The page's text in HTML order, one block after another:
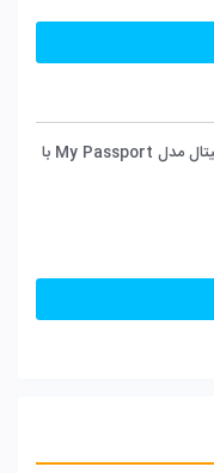
هارد اکسترنال وسترن دیجیتال مدل My Passport با